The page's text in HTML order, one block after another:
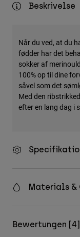
Accessories
Bags & Backpacks
Hats & Caps
Se alle
Beskrivelse
Når du ved, at du
fødder har det
sokker af
100% op til dine
såvel som det
Med den
efter en lang dag i
Materials &
Bewertungen [4]